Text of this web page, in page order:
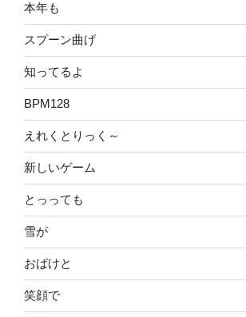
本年も
スプーン曲げ
知ってるよ
BPM128
えれくとりっく～
新しいゲーム
とっっても
雪が
おばけと
笑顔で